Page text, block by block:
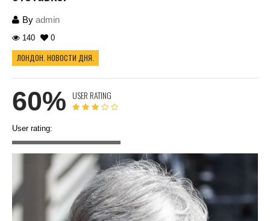
By admin
140 0
ЛОНДОН. НОВОСТИ ДНЯ.
60% USER RATING
User rating: